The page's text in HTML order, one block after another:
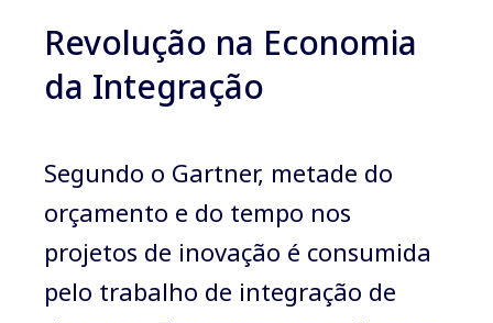
Revolução na Economia
da Integração
Segundo o Gartner, metade do
orçamento e do tempo nos
projetos de inovação é consumida
pelo trabalho de integração de